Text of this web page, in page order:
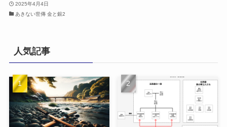
2025年4月4日
あきない世傳 金と銀2
人気記事